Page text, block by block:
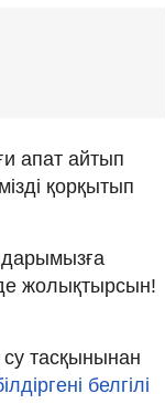
апат айтып
қорқытып
жолықтырсын!
су тасқынынан
белгілі